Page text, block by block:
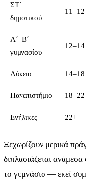
ΣΤ΄
δημοτικού
11–12
Α΄–Β΄
γυμνασίου
12–14
Λύκειο 14–18
Πανεπιστήμιο 18–22
Ενήλικες 22+
Ξεχωρίζουν μερικά
διπλασιάζεται ανάμεσα
το γυμνάσιο — εκεί